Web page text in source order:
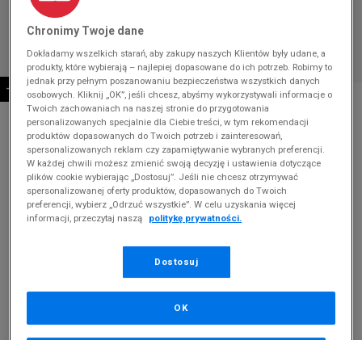
-10% ZA MIN. 500 ZŁ KOD: SUM10
* Zdjęcie poglądowe
SYMBIOSIS SKARPETY STOPKI 3PPK GREY
Produkt pochodzi z końcówek aktualnych kolekcji, ubiegłych
sezonów lub z ekspozycji.Szczegóły.
29,99 zł
Chronimy Twoje dane
Dokładamy wszelkich starań, aby zakupy naszych Klientów były udane, a
produkty, które wybierają – najlepiej dopasowane do ich potrzeb. Robimy to
jednak przy pełnym poszanowaniu bezpieczeństwa wszystkich danych
osobowych. Kliknij „OK”, jeśli chcesz, abyśmy wykorzystywali informacje o
Twoich zachowaniach na naszej stronie do przygotowania
personalizowanych specjalnie dla Ciebie treści, w tym rekomendacji
produktów dopasowanych do Twoich potrzeb i zainteresowań,
spersonalizowanych reklam czy zapamiętywanie wybranych preferencji.
W każdej chwili możesz zmienić swoją decyzję i ustawienia dotyczące
plików cookie wybierając „Dostosuj”. Jeśli nie chcesz otrzymywać
spersonalizowanej oferty produktów, dopasowanych do Twoich
preferencji, wybierz „Odrzuć wszystkie”. W celu uzyskania więcej
informacji, przeczytaj naszą
politykę prywatności.
Dostosuj
OK